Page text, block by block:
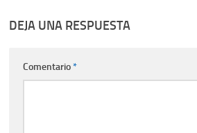
DEJA UNA RESPUESTA
Comentario*